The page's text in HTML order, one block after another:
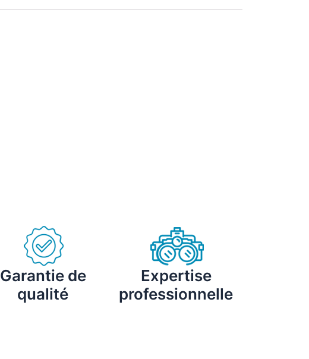
Garantie de
qualité
Expertise
professionnelle